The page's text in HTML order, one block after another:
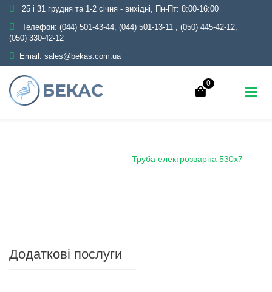
25 і 31 грудня та 1-2 січня - вихідні, Пн-Пт: 8:00-16:00
Телефон: (044) 501-43-44, (044) 501-13-11 , (050) 445-42-12,
(050) 330-42-12
Email: sales@bekas.com.ua
0
Труба електрозварна 530х7
Додаткові послуги